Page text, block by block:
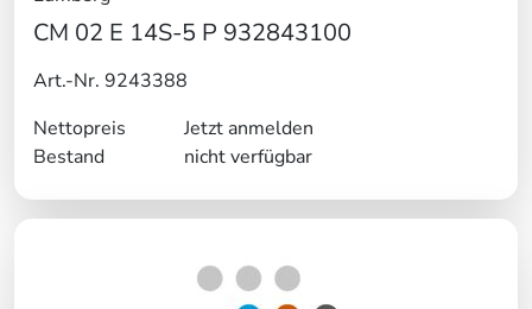
CM 02 E 14S-5 P 932843100
Art.-Nr. 9243388
Nettopreis
Jetzt anmelden
Bestand
nicht verfügbar